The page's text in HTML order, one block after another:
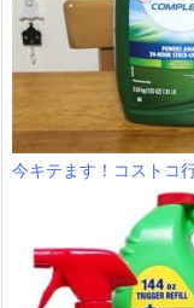
今キテます！コストコ